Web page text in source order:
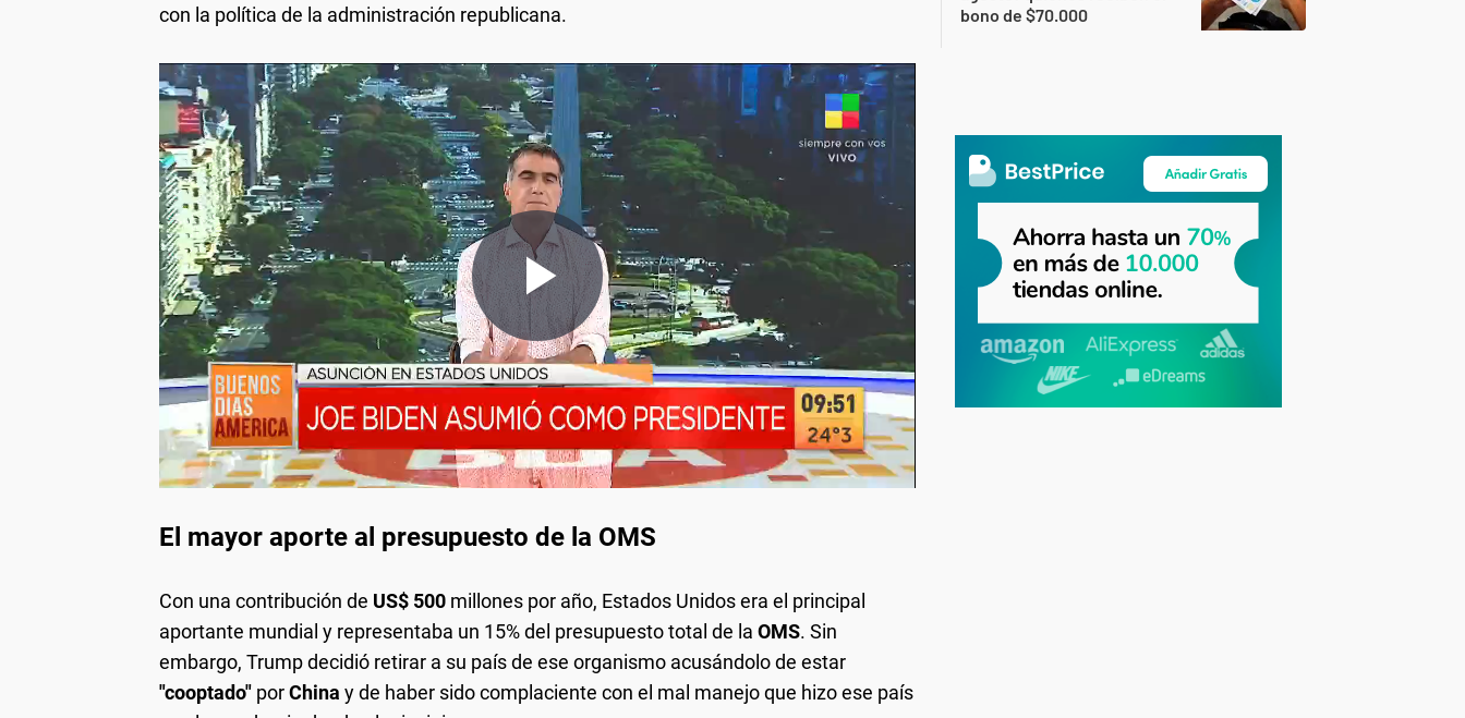
con la política de la administración republicana.
El mayor aporte al presupuesto de la OMS
Con una contribución de US$ 500 millones por año, Estados Unidos era el principal
aportante mundial y representaba un 15% del presupuesto total de la OMS. Sin
embargo, Trump decidió retirar a su país de ese organismo acusándolo de estar
"cooptado" porChina y de haber sido complaciente con el mal manejo que hizo ese país
bono de $70.000